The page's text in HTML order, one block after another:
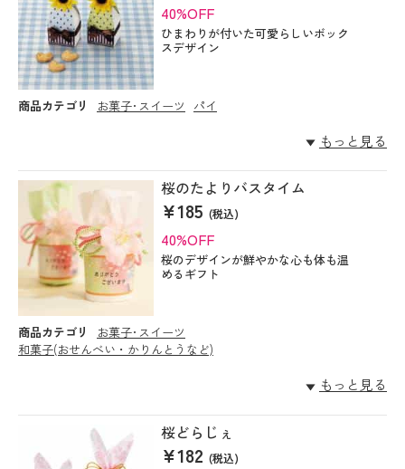
40%OFF
ひまわりが付いた可愛らしいボック
スデザイン
商品カテゴリ お菓子･スイーツ パイ
もっと見る
桜のたよりバスタイム
¥185(税込)
40%OFF
桜のデザインが鮮やかな心も体も温
めるギフト
商品カテゴリ
お菓子･スイーツ
和菓子(おせんべい・かりんとうなど)
もっと見る
桜どらじぇ
¥182(税込)